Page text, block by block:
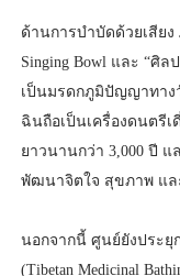
ด้านการบำบัดด้วยเสียง
Singing Bowl และ “ศิ
เป็นมรดกภูมิปัญญาทาง
ฉินถือเป็นเครื่องดนตรี
ยาวนานกว่า 3,000 ปี
พัฒนาจิตใจ สุขภาพ แ
นอกจากนี้ ศูนย์ยังประยุ
(Tibetan Medicinal